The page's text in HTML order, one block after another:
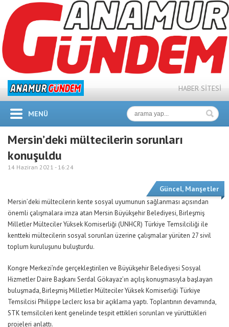
HABER SİTESİ
MENÜ
Mersin’deki mültecilerin sorunları
konuşuldu
14 Haziran 2021 - 16:24
Güncel, Manşetler
Mersin’deki mültecilerin kente sosyal uyumunun sağlanması açısından
önemli çalışmalara imza atan Mersin Büyükşehir Belediyesi, Birleşmiş
Milletler Mülteciler Yüksek Komiserliği (UNHCR) Türkiye Temsilciliği ile
kentteki mültecilerin sosyal sorunları üzerine çalışmalar yürüten 27 sivil
toplum kuruluşunu buluşturdu.
Kongre Merkezi’nde gerçekleştirilen ve Büyükşehir Belediyesi Sosyal
Hizmetler Daire Başkanı Serdal Gökayaz’ın açılış konuşmasıyla başlayan
buluşmada, Birleşmiş Milletler Mülteciler Yüksek Komiserliği Türkiye
Temsilcisi Philippe Leclerc kısa bir açıklama yaptı. Toplantının devamında,
STK temsilcileri kent genelinde tespit ettikleri sorunları ve yürüttükleri
projeleri anlattı.